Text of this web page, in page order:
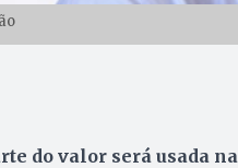
do valor será usada na